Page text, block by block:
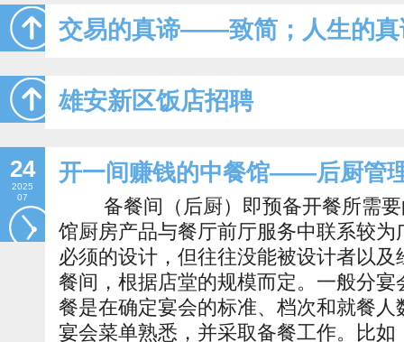
交易的真谛——致简；人生的
雄安新区饭店招聘
24
2025
07
开一间赚钱的中餐馆——后厨管
备餐间（后厨）即预备开餐所需要
馆厨房产品与餐厅前厅服务中联系较
必须的设计，但往往没能被设计
餐间，根据店堂的规模而定。一般分
餐是在确定宴会的标准、档次和就餐
宴会菜单熟悉，并采取备餐工作。比